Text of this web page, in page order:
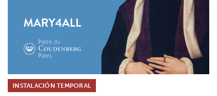
INSTALACIÓN TEMPORAL